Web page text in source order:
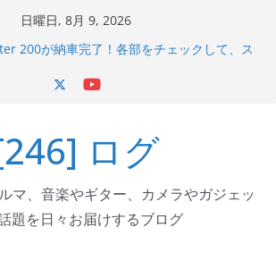
日曜日, 8月 9, 2026
200が納車完了！各部をチェックして、ス
ーが返礼品でもらえる！
200のフロントISSサスの動きが判ったら
楽しくなった ログ
マ、音楽やギター、カメラやガジェッ
題を日々お届けするブログ